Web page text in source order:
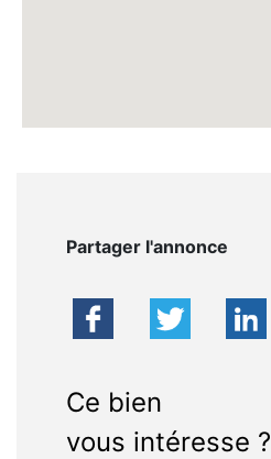
Partager l'annonce
Ce bien
vous intéresse ?